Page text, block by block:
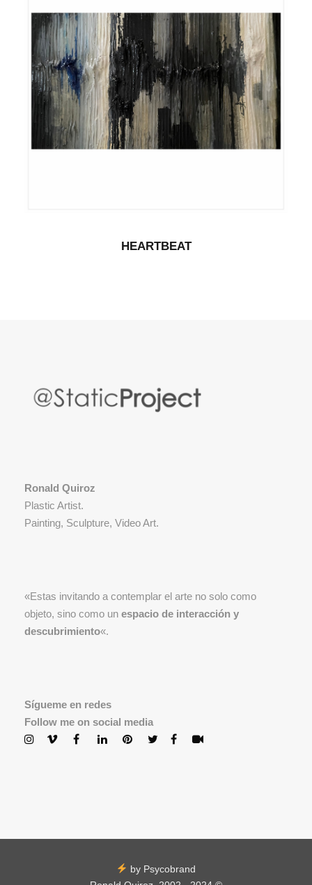
HEARTBEAT
Ronald Quiroz
Plastic Artist.
Painting, Sculpture, Video Art.
«Estas invitando a contemplar el arte no solo como
objeto, sino como un espacio de interacción y
descubrimiento«.
Sígueme en redes
Follow me on social media
by Psycobrand